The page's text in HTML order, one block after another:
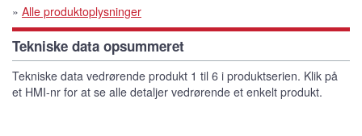
» Alle produktoplysninger
Tekniske data opsummeret
Tekniske data vedrørende produkt 1 til 6 i produktserien. Klik på
et HMI-nr for at se alle detaljer vedrørende et enkelt produkt.